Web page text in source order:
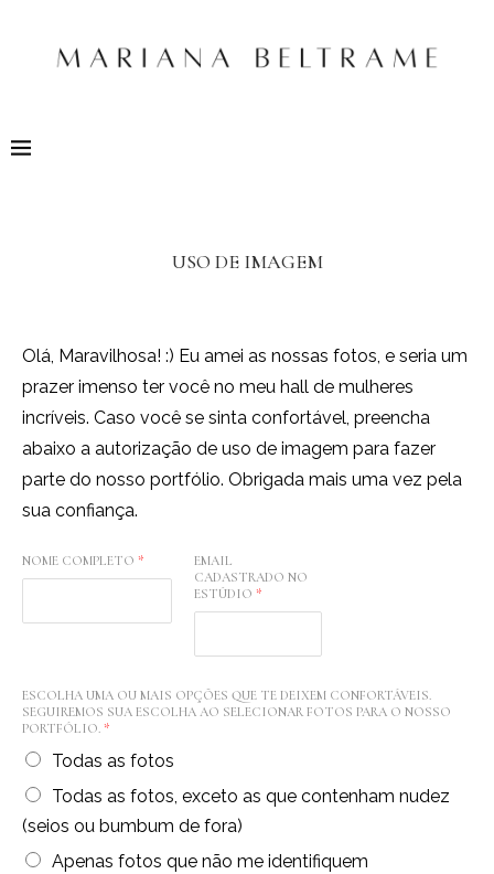
USO DE IMAGEM
Olá, Maravilhosa! :) Eu amei as nossas fotos, e seria um
prazer imenso ter você no meu hall de mulheres
incríveis. Caso você se sinta confortável, preencha
abaixo a autorização de uso de imagem para fazer
parte do nosso portfólio. Obrigada mais uma vez pela
sua confiança.
NOME COMPLETO *
EMAIL
CADASTRADO NO
ESTÚDIO *
ESCOLHA UMA OU MAIS OPÇÕES QUE TE DEIXEM CONFORTÁVEIS.
SEGUIREMOS SUA ESCOLHA AO SELECIONAR FOTOS PARA O NOSSO
PORTFÓLIO. *
Todas as fotos
Todas as fotos, exceto as que contenham nudez
(seios ou bumbum de fora)
Apenas fotos que não me identifiquem